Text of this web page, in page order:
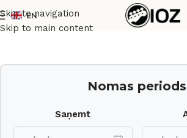
Skip to navigation
Skip to main content
EN
Sākums Pastiprinātāji
Nomas periods
Saņemt